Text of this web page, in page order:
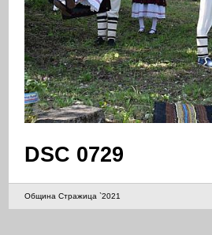
DSC 0729
Община Стражица `2021